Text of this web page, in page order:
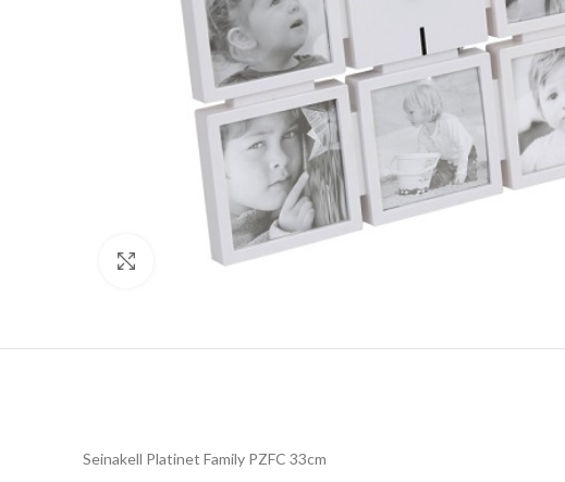
Click to enlarge
Seinakell Platinet Family PZFC 33cm